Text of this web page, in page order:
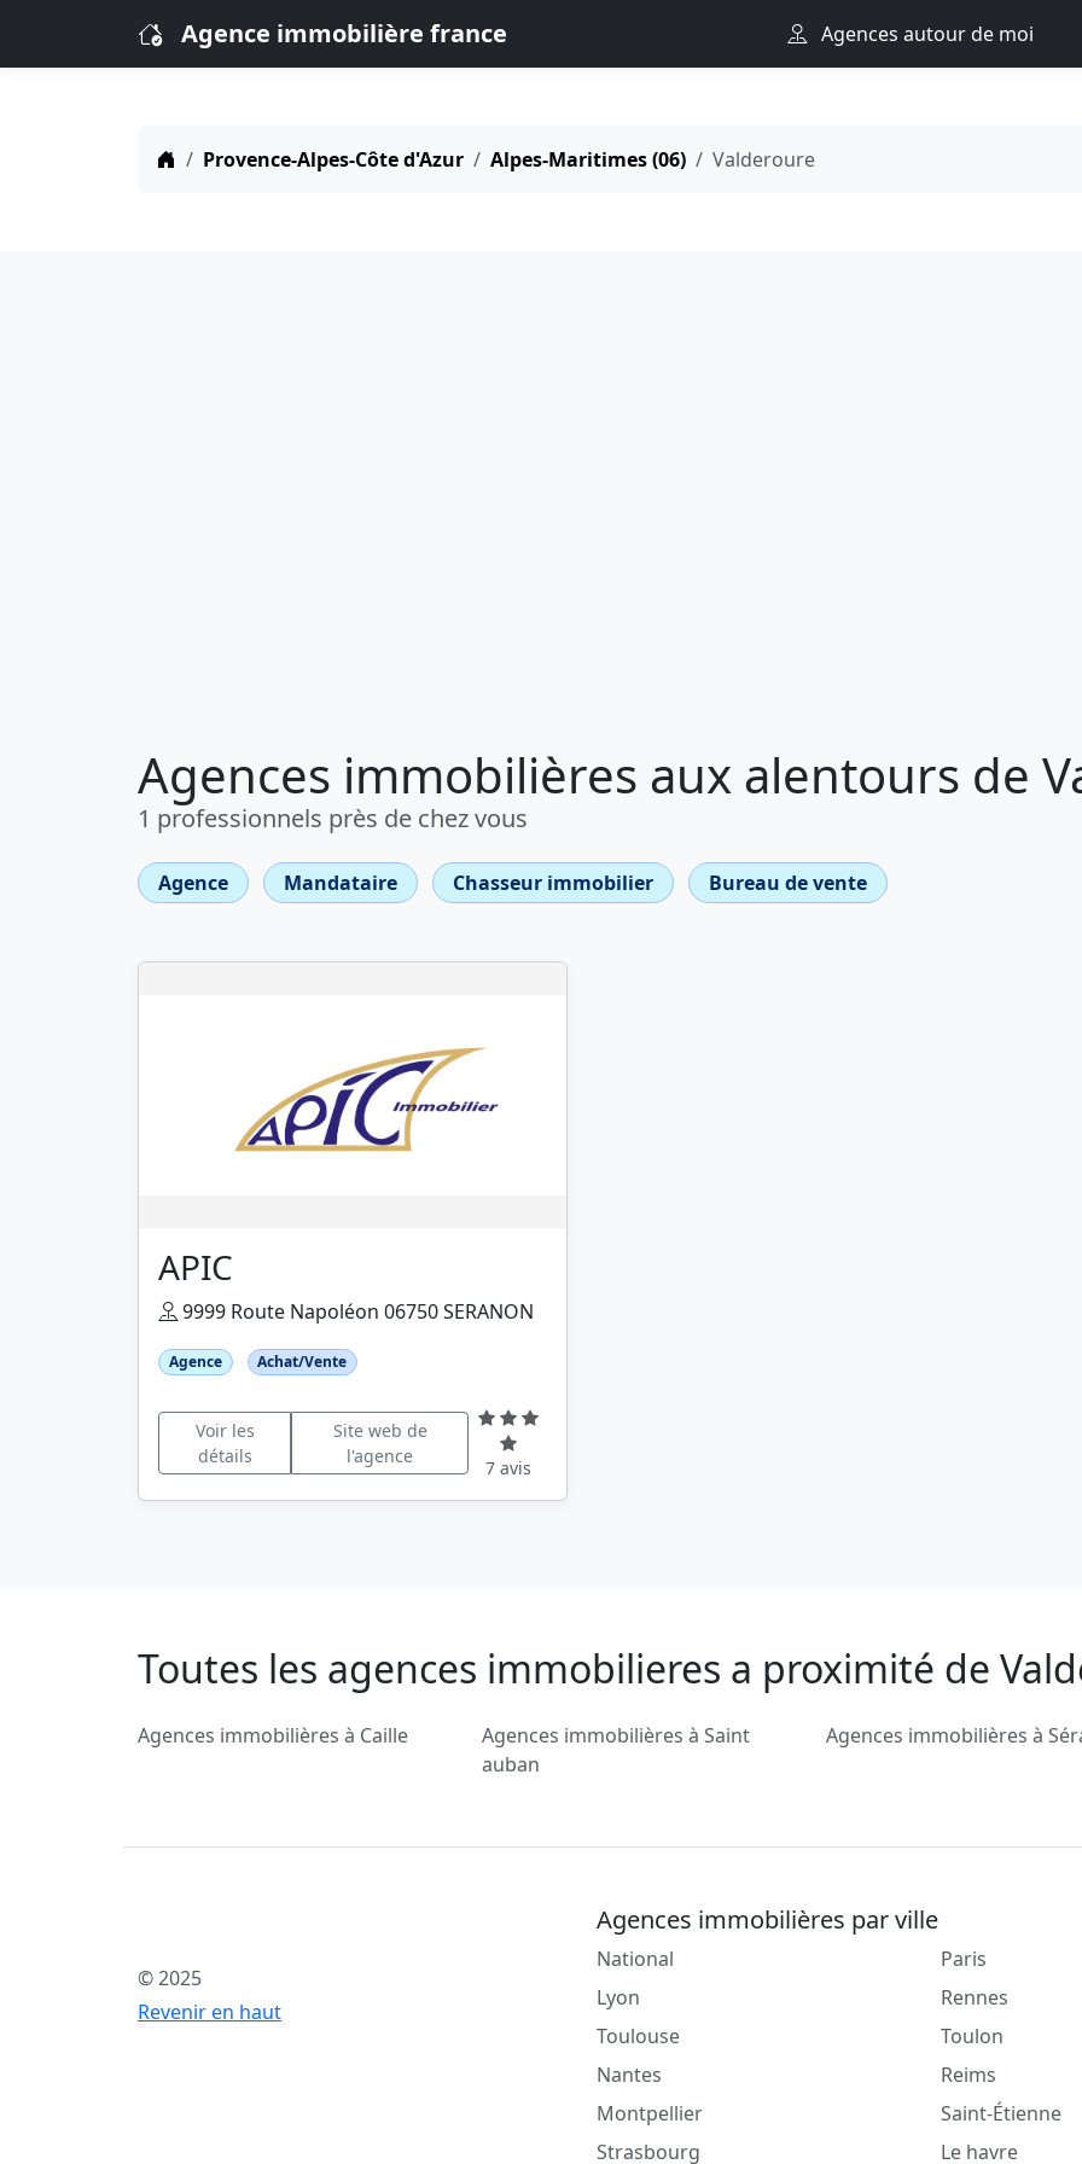
Agence immobilière france Agences autour de moi
Provence-Alpes-Côte d'Azur Alpes-Maritimes (06) Valderoure
Agences immobilières aux alentours de
1 professionnels près de chez vous
Agence Mandataire Chasseur immobilier Bureau de vente
APIC
9999 Route Napoléon 06750 SERANON
Agence Achat/Vente
Voir les
détails
Site web de
l'agence
7 avis
Toutes les agences immobilieres a proximité de
Agences immobilières à Caille
Agences immobilières à Saint
auban
Agences immobilières à
© 2025
Revenir en haut
Agences immobilières par ville
National
Lyon
Toulouse
Nantes
Montpellier
Strasbourg
Paris
Rennes
Toulon
Reims
Saint-Étienne
Le havre